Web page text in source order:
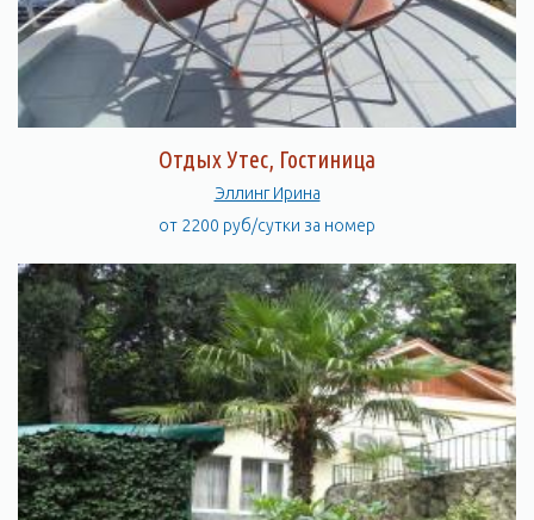
Отдых Утес, Гостиница
Эллинг Ирина
от 2200 руб/сутки за номер